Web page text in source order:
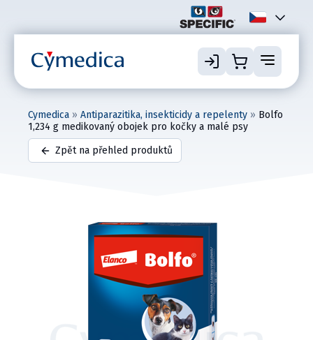
Cymedica » Antiparazitika, insekticidy a repelenty » Bolfo
1,234 g medikovaný obojek pro kočky a malé psy
Zpět na přehled produktů